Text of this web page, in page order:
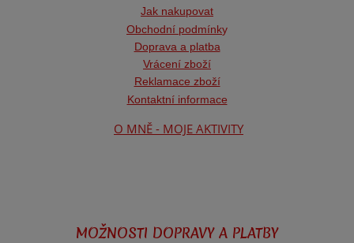
Jak nakupovat
Obchodní podmínky
Doprava a platba
Vrácení zboží
Reklamace zboží
Kontaktní informace
O MNĚ - MOJE AKTIVITY
MOŽNOSTI DOPRAVY A PLATBY